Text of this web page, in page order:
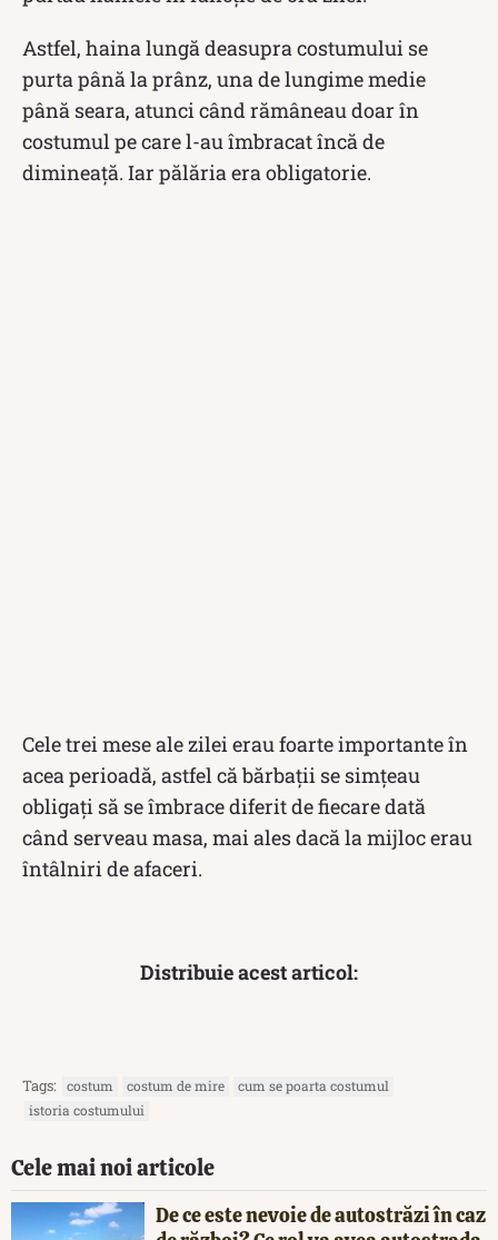
Astfel, haina lungă deasupra costumului se
purta până la prânz, una de lungime medie
până seara, atunci când rămâneau doar în
costumul pe care l-au îmbracat încă de
dimineață. Iar pălăria era obligatorie.
Cele trei mese ale zilei erau foarte importante în
acea perioadă, astfel că bărbații se simțeau
obligați să se îmbrace diferit de fiecare dată
când serveau masa, mai ales dacă la mijloc erau
întâlniri de afaceri.
Distribuie acest articol:
Tags: costum costum de mire
cum se poarta costumul
istoria costumului
Cele mai noi articole
De ce este nevoie de autostrăzi în caz